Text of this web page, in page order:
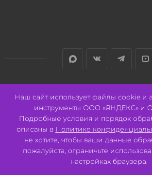
2026 © ООО "СВК"/ 656064 г. Барнаул, ул.
ИНН 2221130516 ОГРН
Pulse - сеть магазинов для
Разработано:Авалон
Наш сайт использует файлы cookie и
инструменты ООО «ЯНДЕКС» и
Подробные условия и порядок
описаны в Политике
не хотите, чтобы ваши данные
пожалуйста, ограничьте
настройках браузера.